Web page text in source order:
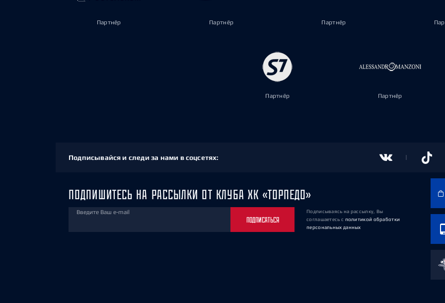
Партнёр Партнёр Партнёр
Партнёр Партнёр
Подписывайся и следи за нами в соцсетях:
ПОДПИШИТЕСЬ НА РАССЫЛКИ ОТ КЛУБА ХК «ТОРПЕДО»
Введите Ваш e-mail
ПОДПИСАТЬСЯ
Подписываясь на рассылку, Вы
соглашаетесь с политикой обработки
персональных данных